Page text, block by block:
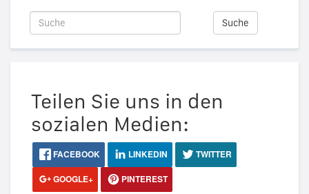
Suche
Teilen Sie uns in den
sozialen Medien:
FACEBOOK LINKEDIN
TWITTER
GOOGLE+
PINTEREST